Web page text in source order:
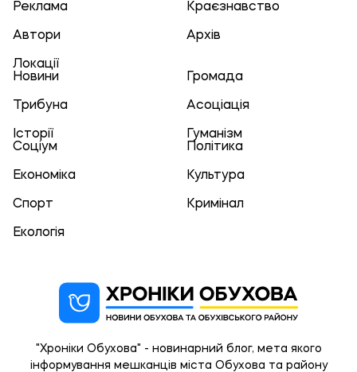
Реклама Краєзнавство
Автори Архів
Локації
Новини
Громада
Трибуна Асоціація
Історії
Гуманізм
Соціум
Політика
Економіка Культура
Спорт Кримінал
Екологія
"Хроніки Обухова" - новинарний блог, мета якого
інформування мешканців міста Обухова та району